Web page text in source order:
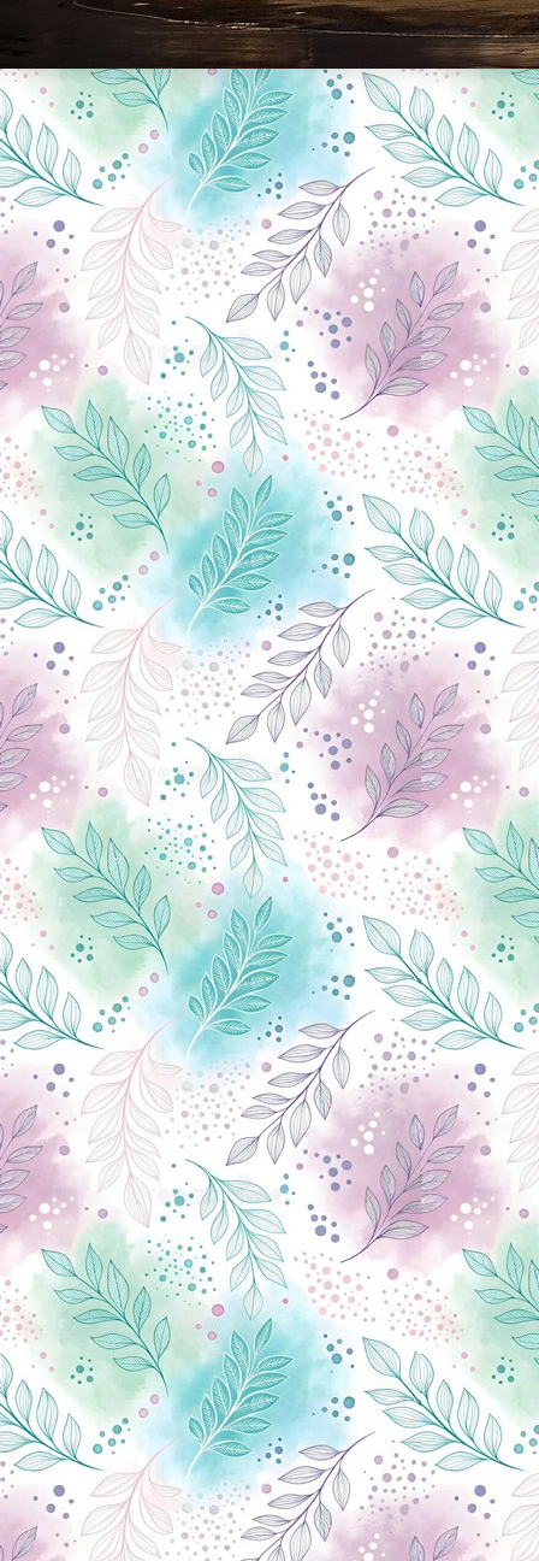
Новини Чернігова, Чернігівські новини, Чернігівський формат, новини Чернігова, події в Чернігові: політика, економіка, аналітика, культура, відеоновини, екологія, спортивний Чернігів, туризм, Чернігів